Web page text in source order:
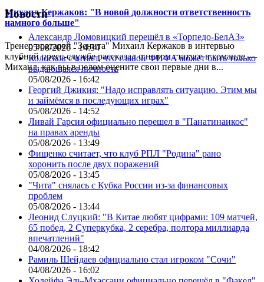
Михаил Кержаков: "В новой должности ответственность
намного больше"
Тренер вратарей "Зенита" Михаил Кержаков в интервью
клубной пресс-службе рассказал о новом статусе в команде.—
Михаил, как вы в целом оцените свои первые дни в...
Новости
Александр Ломовицкий перешёл в «Торпедо-БелАЗ»
05/08/2026 - 14:34
Колосков считает, что главой ФИФА может быть только
выдающаяся личность
05/08/2026 - 16:42
Георгий Джикия: "Надо исправлять ситуацию. Этим мы
и займёмся в последующих играх"
05/08/2026 - 14:52
Ливай Гарсия официально перешел в "Панатинаикос"
на правах аренды
05/08/2026 - 13:49
Фищенко считает, что клуб РПЛ "Родина" рано
хоронить после двух поражений
05/08/2026 - 13:45
"Чита" снялась с Кубка России из-за финансовых
проблем
05/08/2026 - 13:44
Леонид Слуцкий: "В Китае любят цифрами: 109 матчей,
65 побед, 2 Суперкубка, 2 серебра, полтора миллиарда
впечатлений"
04/08/2026 - 18:42
Рамиль Шейдаев официально стал игроком "Сочи"
04/08/2026 - 16:02